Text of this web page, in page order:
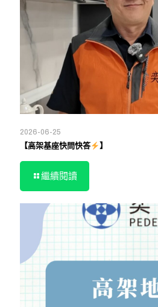
2026-06-25
【高架基座快問快答
】
繼續閱讀